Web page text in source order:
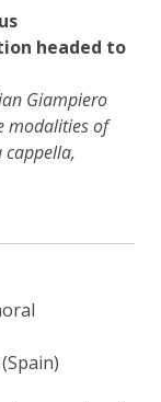
headed to
Giampiero
modalities of
cappella,